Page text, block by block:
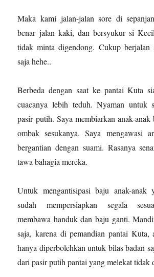
Maka kami jalan-jalan sore di
benar jalan kaki, dan bersyukur si
tidak minta digendong. Cukup berjalan
saja hehe..
Berbeda dengan saat ke pantai Kuta
cuacanya lebih teduh. Nyaman untuk
pasir putih. Saya membiarkan anak-
ombak sesukanya. Saya mengawasi
bergantian dengan suami. Rasanya
tawa bahagia mereka.
Untuk mengantisipasi baju anak-anak
sudah mempersiapkan segala
membawa handuk dan baju ganti.
saja, karena di pemandian pantai Kuta,
hanya diperbolehkan untuk bilas badan
dari pasir putih pantai yang melekat tidak